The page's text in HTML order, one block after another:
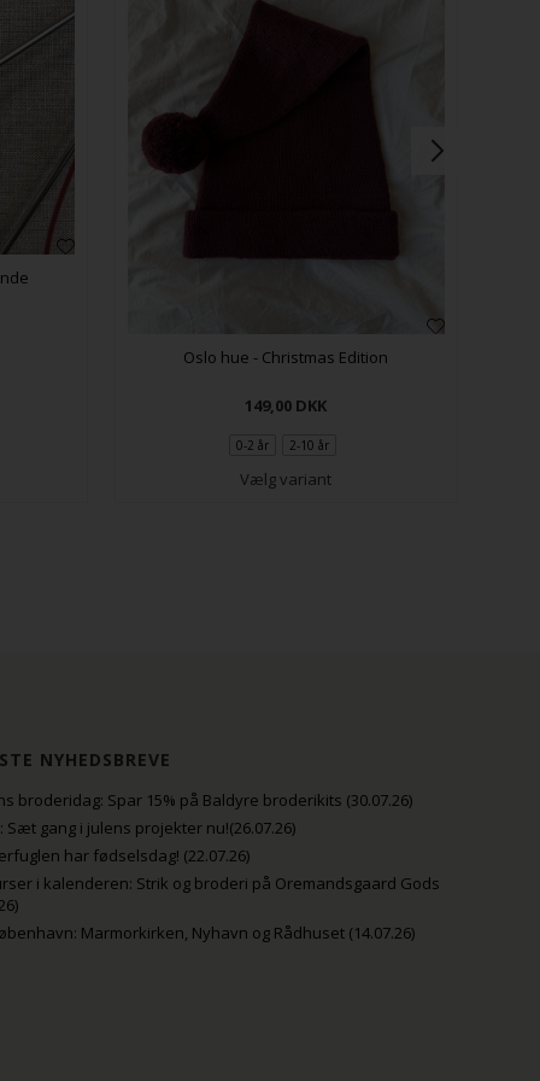
Oslo hue - Christmas Edition
149,00 DKK
0-2 år 2-10 år
Vælg variant
NYHEDSBREVE
broderidag: Spar 15% på Baldyre broderikits (30.07.26)
Sæt gang i julens projekter nu!(26.07.26)
har fødselsdag! (22.07.26)
i kalenderen: Strik og broderi på Oremandsgaard Gods
Marmorkirken, Nyhavn og Rådhuset (14.07.26)